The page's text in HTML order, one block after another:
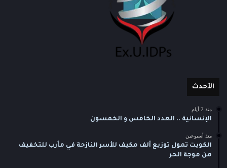
الأحدث
منذ 7 أيام
الإنسانية .. العدد الخامس و الخمسون
منذ أسبوعين
الكويت تمول توزيع ألف مكيف للأسر النازحة في مأرب للتخفيف
من موجة الحر